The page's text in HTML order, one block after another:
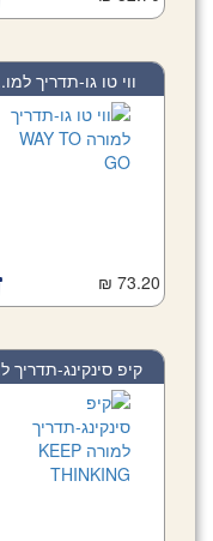
ווי טו גו-תדריך
73.20 ₪
קיפ סינקינג-תדריך